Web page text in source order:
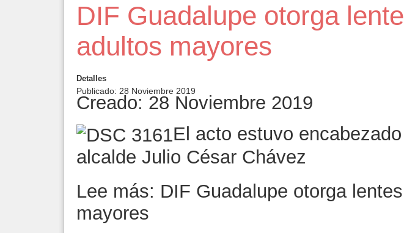
DIF Guadalupe otorga
adultos mayores
Detalles
Publicado: 28 Noviembre 2019
Creado: 28 Noviembre 2019
El acto estuvo encabezado
alcalde Julio César Chávez
Lee más: DIF Guadalupe otorga
mayores